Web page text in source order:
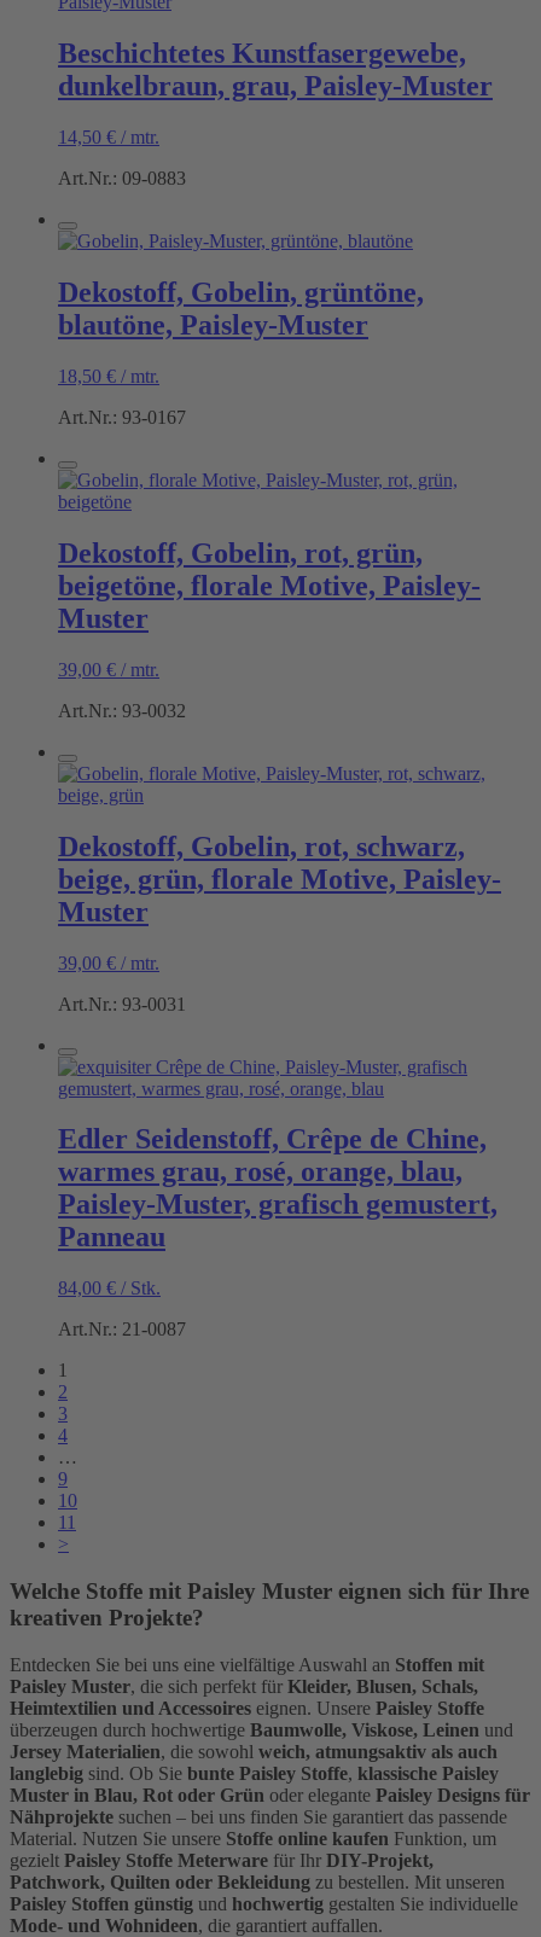
Beschichtetes Kunstfasergewebe,
dunkelbraun, grau, Paisley-Muster
14,50 € / mtr.
Art.Nr.: 09-0883
Dekostoff, Gobelin, grüntöne,
blautöne, Paisley-Muster
18,50 € / mtr.
Art.Nr.: 93-0167
Dekostoff, Gobelin, rot, grün,
beigetöne, florale Motive, Paisley-
Muster
39,00 € / mtr.
Art.Nr.: 93-0032
Dekostoff, Gobelin, rot, schwarz,
beige, grün, florale Motive, Paisley-
Muster
39,00 € / mtr.
Art.Nr.: 93-0031
Edler Seidenstoff, Crêpe de Chine,
warmes grau, rosé, orange, blau,
Paisley-Muster, grafisch gemustert,
Panneau
84,00 € / Stk.
Art.Nr.: 21-0087
1
2
3
4
…
9
10
11
>
Welche Stoffe mit Paisley Muster eignen sich für Ihre
kreativen Projekte?
Entdecken Sie bei uns eine vielfältige Auswahl an Stoffen mit
Paisley Muster, die sich perfekt für Kleider, Blusen, Schals,
Heimtextilien und Accessoires eignen. Unsere Paisley Stoffe
überzeugen durch hochwertige Baumwolle, Viskose, Leinen und
Jersey Materialien, die sowohl weich, atmungsaktiv als auch
langlebig sind. Ob Sie bunte Paisley Stoffe, klassische Paisley
Muster in Blau, Rot oder Grün oder elegante Paisley Designs für
Nähprojekte suchen – bei uns finden Sie garantiert das passende
Material. Nutzen Sie unsere Stoffe online kaufen Funktion, um
gezielt Paisley Stoffe Meterware für Ihr DIY-Projekt,
Patchwork, Quilten oder Bekleidung zu bestellen. Mit unseren
Paisley Stoffen günstig und hochwertig gestalten Sie individuelle
Mode- und Wohnideen, die garantiert auffallen.